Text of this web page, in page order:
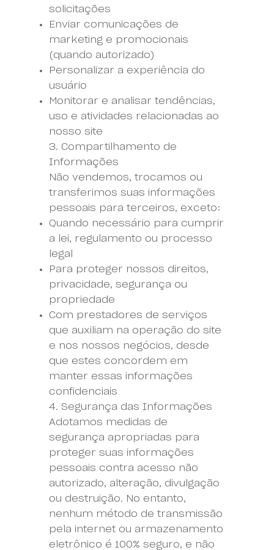
solicitações
Enviar comunicações de
marketing e promocionais
(quando autorizado)
Personalizar a experiência do
usuário
Monitorar e analisar tendências,
uso e atividades relacionadas ao
nosso site
3. Compartilhamento de
Informações
Não vendemos, trocamos ou
transferimos suas informações
pessoais para terceiros, exceto:
Quando necessário para cumprir
a lei, regulamento ou processo
legal
Para proteger nossos direitos,
privacidade, segurança ou
propriedade
Com prestadores de serviços
que auxiliam na operação do site
e nos nossos negócios, desde
que estes concordem em
manter essas informações
confidenciais
4. Segurança das Informações
Adotamos medidas de
segurança apropriadas para
proteger suas informações
pessoais contra acesso não
autorizado, alteração, divulgação
ou destruição. No entanto,
nenhum método de transmissão
pela internet ou armazenamento
eletrônico é 100% seguro, e não